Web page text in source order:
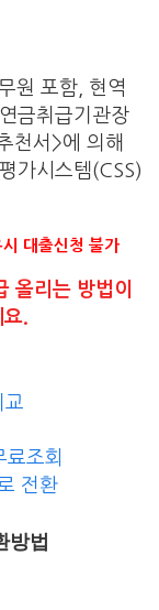
원 포함, 현역
금취급기관장
천서>에 의해
가시스템(CSS)
대출신청 불가
올리는 방법이
요.
교
조회
전환
방법